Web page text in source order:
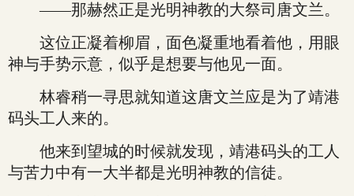
——那赫然正是光明神教的大祭司唐文兰。
这位正凝着柳眉，面色凝重地看着他，用眼
神与手势示意，似乎是想要与他见一面。
林睿稍一寻思就知道这唐文兰应是为了靖港
码头工人来的。
他来到望城的时候就发现，靖港码头的工人
与苦力中有一大半都是光明神教的信徒。